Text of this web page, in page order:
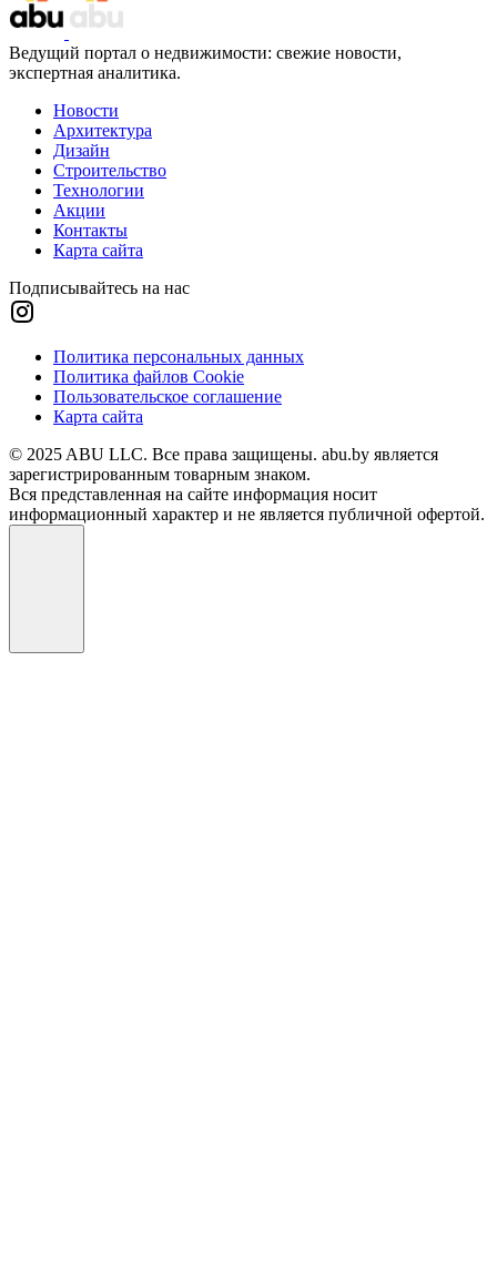
Ведущий портал о недвижимости: свежие новости,
экспертная аналитика.
Новости
Архитектура
Дизайн
Строительство
Технологии
Акции
Контакты
Карта сайта
Подписывайтесь на нас
Политика персональных данных
Политика файлов Cookie
Пользовательское соглашение
Карта сайта
© 2025 ABU LLC. Все права защищены. abu.by является
зарегистрированным товарным знаком.
Вся представленная на сайте информация носит
информационный характер и не является публичной офертой.